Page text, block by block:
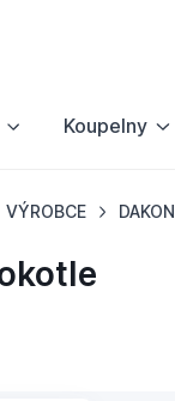
Koupelny
VÝROBCE DAKON